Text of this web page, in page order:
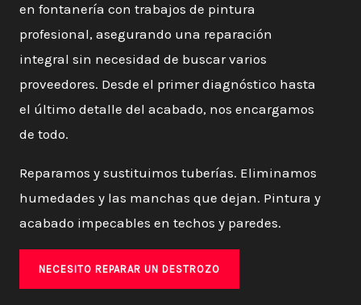
en fontanería con trabajos de pintura
profesional, asegurando una reparación
integral sin necesidad de buscar varios
proveedores. Desde el primer diagnóstico hasta
el último detalle del acabado, nos encargamos
de todo.
Reparamos y sustituimos tuberías. Eliminamos
humedades y las manchas que dejan. Pintura y
acabado impecables en techos y paredes.
NECESITO REPARAR UN DESTROZO